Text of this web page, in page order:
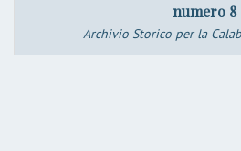
numero 8
Archivio Storico per la